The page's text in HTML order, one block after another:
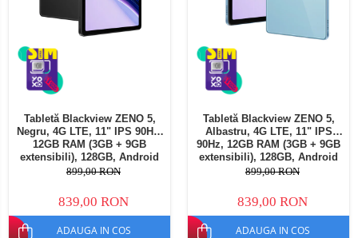
Tabletă Blackview ZENO 5,
Negru, 4G LTE, 11" IPS 90Hz,
12GB RAM (3GB + 9GB
extensibili), 128GB, Android
16, Unisoc T7250, 8300mAh,
SIM
899,00 RON
839,00 RON
ADAUGA IN COS
Tabletă Blackview ZENO 5,
Albastru, 4G LTE, 11" IPS
90Hz, 12GB RAM (3GB + 9GB
extensibili), 128GB, Android
16, Unisoc T7250, 8300mAh,
SIM
899,00 RON
839,00 RON
ADAUGA IN COS